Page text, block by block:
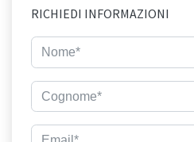
RICHIEDI INFORMAZIONI